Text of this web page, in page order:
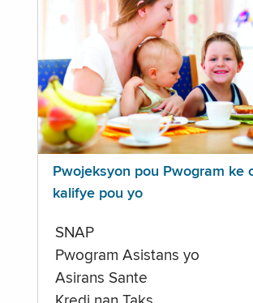
Pwojeksyon pou Pwogram ke
kalifye pou yo
SNAP
Pwogram Asistans yo
Asirans Sante